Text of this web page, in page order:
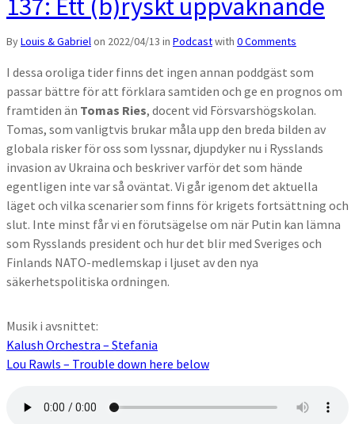
137: Ett (b)ryskt uppvaknande
ByLouis & Gabrielon 2022/04/13 in Podcastwith 0 Comments
I dessa oroliga tider finns det ingen annan poddgäst som
passar bättre för att förklara samtiden och ge en prognos om
framtiden än Tomas Ries, docent vid Försvarshögskolan.
Tomas, som vanligtvis brukar måla upp den breda bilden av
globala risker för oss som lyssnar, djupdyker nu i Rysslands
invasion av Ukraina och beskriver varför det som hände
egentligen inte var så oväntat. Vi går igenom det aktuella
läget och vilka scenarier som finns för krigets fortsättning och
slut. Inte minst får vi en förutsägelse om när Putin kan lämna
som Rysslands president och hur det blir med Sveriges och
Finlands NATO-medlemskap i ljuset av den nya
säkerhetspolitiska ordningen.
Musik i avsnittet:
Kalush Orchestra – Stefania
Lou Rawls – Trouble down here below